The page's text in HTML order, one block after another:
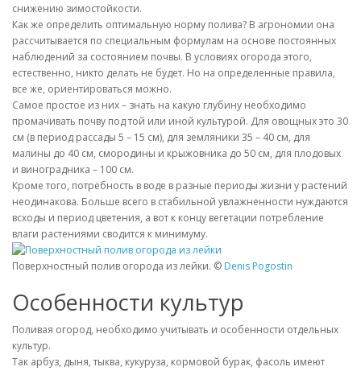
снижению зимостойкости.
Как же определить оптимальную норму полива? В агрономии она
рассчитывается по специальным формулам на основе постоянных
наблюдений за состоянием почвы. В условиях огорода этого,
естественно, никто делать не будет. Но на определенные правила,
все же, ориентироваться можно.
Самое простое из них – знать на какую глубину необходимо
промачивать почву под той или иной культурой. Для овощных это 30
см (в период рассады 5 – 15 см), для земляники 35 – 40 см, для
малины до 40 см, смородины и крыжовника до 50 см, для плодовых
и виноградника – 100 см.
Кроме того, потребность в воде в разные периоды жизни у растений
неодинакова. Больше всего в стабильной увлажненности нуждаются
всходы и период цветения, а вот к концу вегетации потребление
влаги растениями сводится к минимуму.
Поверхностный полив огорода из лейки. © Denis Pogostin
Особенности культур
Поливая огород, необходимо учитывать и особенности отдельных
культур.
Так арбуз, дыня, тыква, кукуруза, кормовой бурак, фасоль имеют